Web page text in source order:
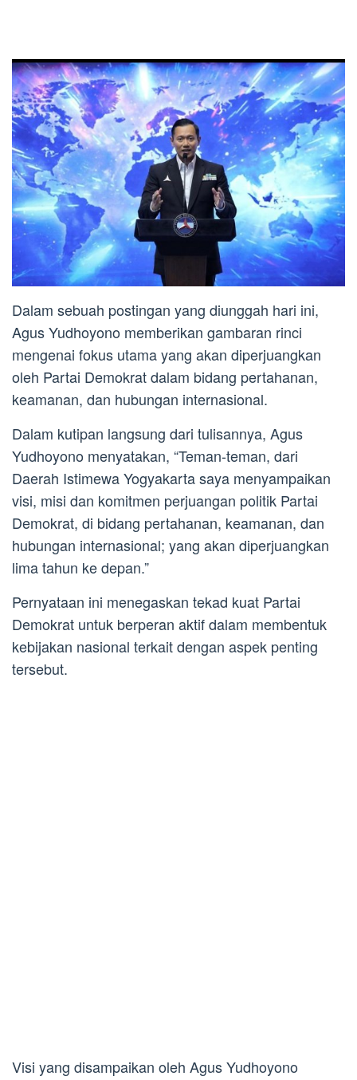
Dalam sebuah postingan yang diunggah hari ini,
Agus Yudhoyono memberikan gambaran rinci
mengenai fokus utama yang akan diperjuangkan
oleh Partai Demokrat dalam bidang pertahanan,
keamanan, dan hubungan internasional.
Dalam kutipan langsung dari tulisannya, Agus
Yudhoyono menyatakan, “Teman-teman, dari
Daerah Istimewa Yogyakarta saya menyampaikan
visi, misi dan komitmen perjuangan politik Partai
Demokrat, di bidang pertahanan, keamanan, dan
hubungan internasional; yang akan diperjuangkan
lima tahun ke depan.”
Pernyataan ini menegaskan tekad kuat Partai
Demokrat untuk berperan aktif dalam membentuk
kebijakan nasional terkait dengan aspek penting
tersebut.
Visi yang disampaikan oleh Agus Yudhoyono